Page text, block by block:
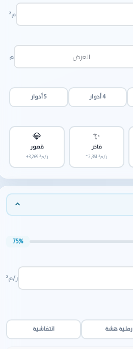
م²
م
4 أدوار 5 أدوار
✨
فاخر
~2,361 ر/م²
💎
قصور
+3,269 ر/م²
75%
ر/م²
رملية هشة انتفاشية